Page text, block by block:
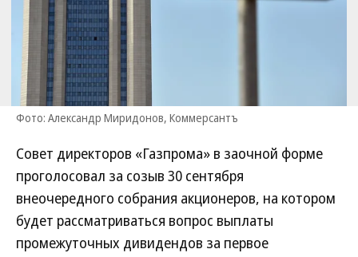
Фото: Александр Миридонов, Коммерсантъ
Совет директоров «Газпрома» в заочной форме
проголосовал за созыв 30 сентября
внеочередного собрания акционеров, на котором
будет рассматриваться вопрос выплаты
промежуточных дивидендов за первое